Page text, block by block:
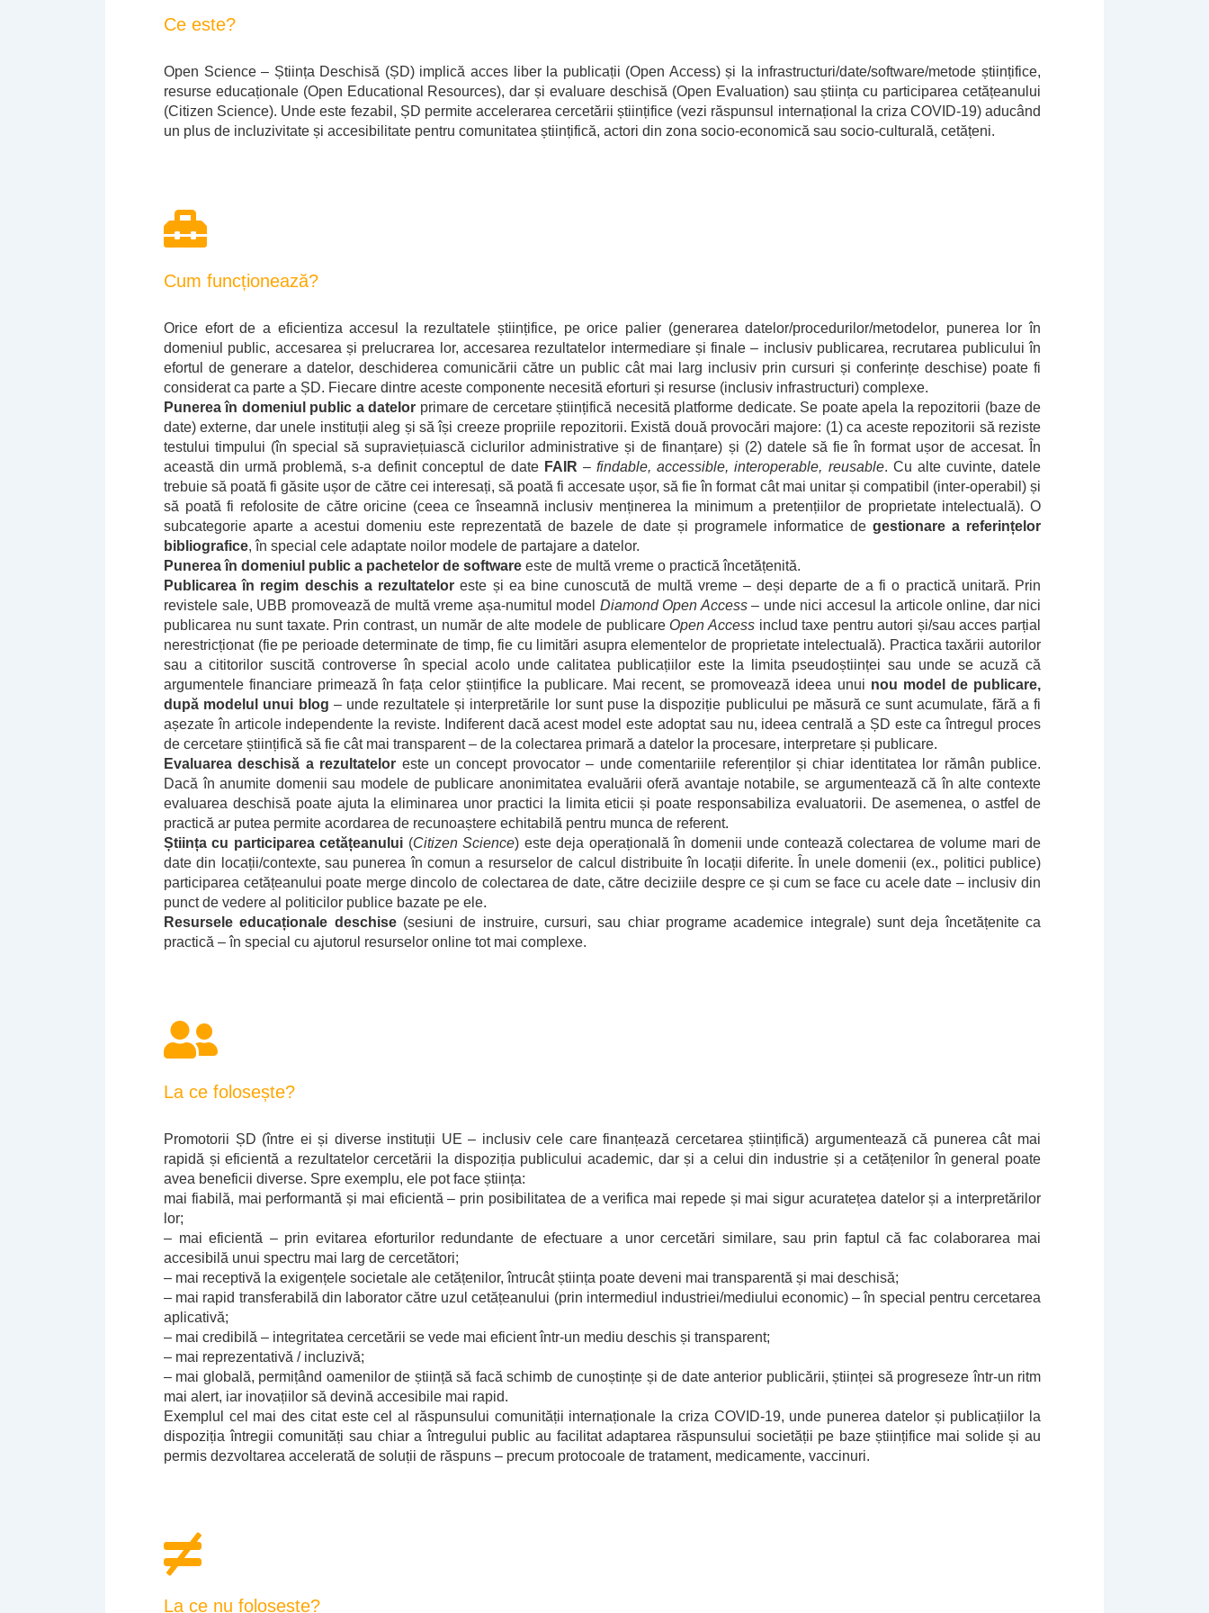
Ce este?
Open Science – Știința Deschisă (ȘD) implică acces liber la publicații (Open Access) și la infrastructuri/date/software/metode științifice,
resurse educaționale (Open Educational Resources), dar și evaluare deschisă (Open Evaluation) sau știința cu participarea cetățeanului
(Citizen Science). Unde este fezabil, ȘD permite accelerarea cercetării științifice (vezi răspunsul internațional la criza COVID-19) aducând
un plus de incluzivitate și accesibilitate pentru comunitatea științifică, actori din zona socio-economică sau socio-culturală, cetățeni.
Cum funcționează?
Orice efort de a eficientiza accesul la rezultatele științifice, pe orice palier (generarea datelor/procedurilor/metodelor, punerea lor în
domeniul public, accesarea și prelucrarea lor, accesarea rezultatelor intermediare și finale – inclusiv publicarea, recrutarea publicului în
efortul de generare a datelor, deschiderea comunicării către un public cât mai larg inclusiv prin cursuri și conferințe deschise) poate fi
considerat ca parte a ȘD. Fiecare dintre aceste componente necesită eforturi și resurse (inclusiv infrastructuri) complexe.
Punerea în domeniul public a datelor primare de cercetare științifică necesită platforme dedicate. Se poate apela la repozitorii (baze de
date) externe, dar unele instituții aleg și să își creeze propriile repozitorii. Există două provocări majore: (1) ca aceste repozitorii să reziste
testului timpului (în special să supraviețuiască ciclurilor administrative și de finanțare) și (2) datele să fie în format ușor de accesat. În
această din urmă problemă, s-a definit conceptul de date FAIR –findable, accessible, interoperable, reusable. Cu alte cuvinte, datele
trebuie să poată fi găsite ușor de către cei interesați, să poată fi accesate ușor, să fie în format cât mai unitar și compatibil (inter-operabil) și
să poată fi refolosite de către oricine (ceea ce înseamnă inclusiv menținerea la minimum a pretențiilor de proprietate intelectuală). O
subcategorie aparte a acestui domeniu este reprezentată de bazele de date și programele informatice de gestionare a referințelor
bibliografice, în special cele adaptate noilor modele de partajare a datelor.
Punerea în domeniul public a pachetelor de software este de multă vreme o practică încetățenită.
Publicarea în regim deschis a rezultatelor este și ea bine cunoscută de multă vreme – deși departe de a fi o practică unitară. Prin
revistele sale, UBB promovează de multă vreme așa-numitul model Diamond Open Access– unde nici accesul la articole online, dar nici
publicarea nu sunt taxate. Prin contrast, un număr de alte modele de publicare Open Access includ taxe pentru autori și/sau acces parțial
nerestricționat (fie pe perioade determinate de timp, fie cu limitări asupra elementelor de proprietate intelectuală). Practica taxării autorilor
sau a cititorilor suscită controverse în special acolo unde calitatea publicațiilor este la limita pseudoștiinței sau unde se acuză că
argumentele financiare primează în fața celor științifice la publicare. Mai recent, se promovează ideea unui nou model de publicare,
după modelul unui blog – unde rezultatele și interpretările lor sunt puse la dispoziție publicului pe măsură ce sunt acumulate, fără a fi
așezate în articole independente la reviste. Indiferent dacă acest model este adoptat sau nu, ideea centrală a ȘD este ca întregul proces
de cercetare științifică să fie cât mai transparent – de la colectarea primară a datelor la procesare, interpretare și publicare.
Evaluarea deschisă a rezultatelor este un concept provocator – unde comentariile referenților și chiar identitatea lor rămân publice.
Dacă în anumite domenii sau modele de publicare anonimitatea evaluării oferă avantaje notabile, se argumentează că în alte contexte
evaluarea deschisă poate ajuta la eliminarea unor practici la limita eticii și poate responsabiliza evaluatorii. De asemenea, o astfel de
practică ar putea permite acordarea de recunoaștere echitabilă pentru munca de referent.
Știința cu participarea cetățeanului (Citizen Science) este deja operațională în domenii unde contează colectarea de volume mari de
date din locații/contexte, sau punerea în comun a resurselor de calcul distribuite în locații diferite. În unele domenii (ex., politici publice)
participarea cetățeanului poate merge dincolo de colectarea de date, către deciziile despre ce și cum se face cu acele date – inclusiv din
punct de vedere al politicilor publice bazate pe ele.
Resursele educaționale deschise(sesiuni de instruire, cursuri, sau chiar programe academice integrale) sunt deja încetățenite ca
practică – în special cu ajutorul resurselor online tot mai complexe.
La ce folosește?
Promotorii ȘD (între ei și diverse instituții UE – inclusiv cele care finanțează cercetarea științifică) argumentează că punerea cât mai
rapidă și eficientă a rezultatelor cercetării la dispoziția publicului academic, dar și a celui din industrie și a cetățenilor în general poate
avea beneficii diverse. Spre exemplu, ele pot face știința:
mai fiabilă, mai performantă și mai eficientă – prin posibilitatea de a verifica mai repede și mai sigur acuratețea datelor și a interpretărilor
lor;
– mai eficientă – prin evitarea eforturilor redundante de efectuare a unor cercetări similare, sau prin faptul că fac colaborarea mai
accesibilă unui spectru mai larg de cercetători;
– mai receptivă la exigențele societale ale cetățenilor, întrucât știința poate deveni mai transparentă și mai deschisă;
– mai rapid transferabilă din laborator către uzul cetățeanului (prin intermediul industriei/mediului economic) – în special pentru cercetarea
aplicativă;
– mai credibilă – integritatea cercetării se vede mai eficient într-un mediu deschis și transparent;
– mai reprezentativă / incluzivă;
– mai globală, permițând oamenilor de știință să facă schimb de cunoștințe și de date anterior publicării, științei să progreseze într-un ritm
mai alert, iar inovațiilor să devină accesibile mai rapid.
Exemplul cel mai des citat este cel al răspunsului comunității internaționale la criza COVID-19, unde punerea datelor și publicațiilor la
dispoziția întregii comunități sau chiar a întregului public au facilitat adaptarea răspunsului societății pe baze științifice mai solide și au
permis dezvoltarea accelerată de soluții de răspuns – precum protocoale de tratament, medicamente, vaccinuri.
La ce nu folosește?